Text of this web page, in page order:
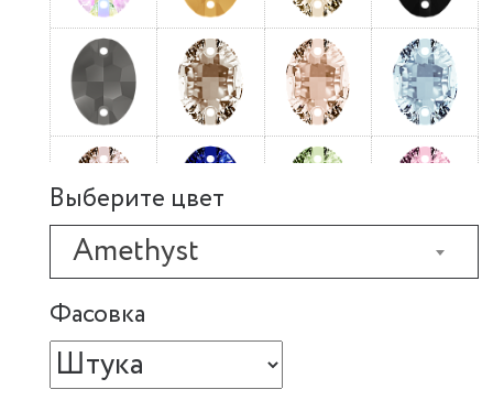
Выберите цвет
Amethyst
Фасовка